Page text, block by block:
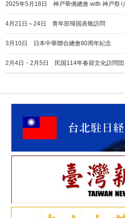
2025年5月18日 神戸華僑總會 with 神戸祭り
4月21日～24日 青年部帰国表敬訪問
3月10日 日本中華聯合總會80周年紀念
2月4日・2月5日 民国114年春節文化訪問団